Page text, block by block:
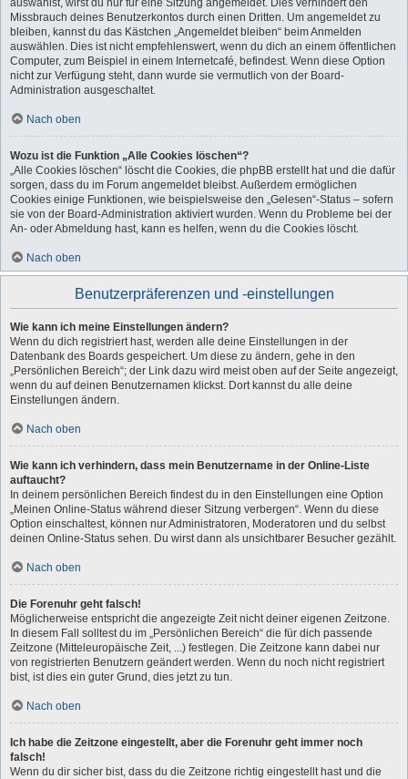
auswählst, wirst du nur für eine Sitzung angemeldet. Dies verhindert den
Missbrauch deines Benutzerkontos durch einen Dritten. Um angemeldet zu
bleiben, kannst du das Kästchen „Angemeldet bleiben“ beim Anmelden
auswählen. Dies ist nicht empfehlenswert, wenn du dich an einem öffentlichen
Computer, zum Beispiel in einem Internetcafé, befindest. Wenn diese Option
nicht zur Verfügung steht, dann wurde sie vermutlich von der Board-
Administration ausgeschaltet.
Nach oben
Wozu ist die Funktion „Alle Cookies löschen“?
„Alle Cookies löschen“ löscht die Cookies, die phpBB erstellt hat und die dafür
sorgen, dass du im Forum angemeldet bleibst. Außerdem ermöglichen
Cookies einige Funktionen, wie beispielsweise den „Gelesen“-Status – sofern
sie von der Board-Administration aktiviert wurden. Wenn du Probleme bei der
An- oder Abmeldung hast, kann es helfen, wenn du die Cookies löscht.
Nach oben
Benutzerpräferenzen und -einstellungen
Wie kann ich meine Einstellungen ändern?
Wenn du dich registriert hast, werden alle deine Einstellungen in der
Datenbank des Boards gespeichert. Um diese zu ändern, gehe in den
„Persönlichen Bereich“; der Link dazu wird meist oben auf der Seite angezeigt,
wenn du auf deinen Benutzernamen klickst. Dort kannst du alle deine
Einstellungen ändern.
Nach oben
Wie kann ich verhindern, dass mein Benutzername in der Online-Liste
auftaucht?
In deinem persönlichen Bereich findest du in den Einstellungen eine Option
„Meinen Online-Status während dieser Sitzung verbergen“. Wenn du diese
Option einschaltest, können nur Administratoren, Moderatoren und du selbst
deinen Online-Status sehen. Du wirst dann als unsichtbarer Besucher gezählt.
Nach oben
Die Forenuhr geht falsch!
Möglicherweise entspricht die angezeigte Zeit nicht deiner eigenen Zeitzone.
In diesem Fall solltest du im „Persönlichen Bereich“ die für dich passende
Zeitzone (Mitteleuropäische Zeit, ...) festlegen. Die Zeitzone kann dabei nur
von registrierten Benutzern geändert werden. Wenn du noch nicht registriert
bist, ist dies ein guter Grund, dies jetzt zu tun.
Nach oben
Ich habe die Zeitzone eingestellt, aber die Forenuhr geht immer noch
falsch!
Wenn du dir sicher bist, dass du die Zeitzone richtig eingestellt hast und die